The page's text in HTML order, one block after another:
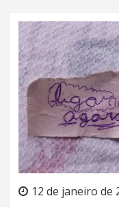
12 de janeiro de